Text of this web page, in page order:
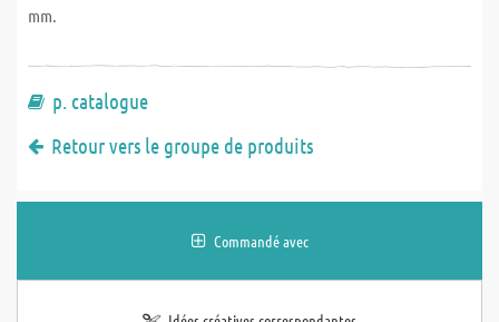
mm.
p. catalogue
Retour vers le groupe de produits
Commandé avec